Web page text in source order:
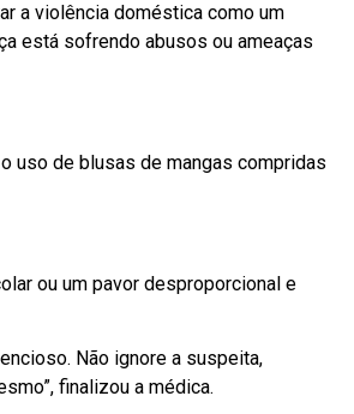
a violência doméstica como um
está sofrendo abusos ou ameaças
uso de blusas de mangas compridas
ou um pavor desproporcional e
Não ignore a suspeita,
finalizou a médica.